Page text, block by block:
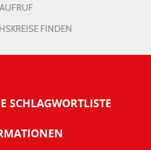
AUFRUF
FINDEN
SCHLAGWORTLISTE